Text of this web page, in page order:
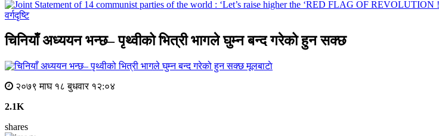
वर्गदृष्टि
चिनियाँ अध्ययन भन्छ– पृथ्वीको भित्री भागले घुम्न बन्द गरेको हुन सक्छ
मूलबाटाे
२०७९ माघ १८ बुधवार १२:०४
2.1K
shares